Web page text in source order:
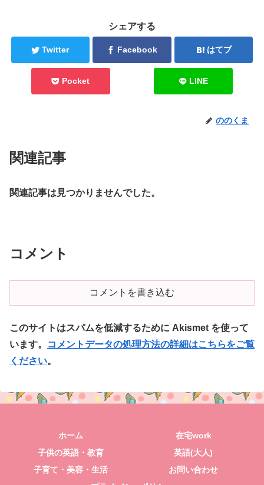
シェアする
Twitter Facebook はてブ
Pocket LINE
ののくま
関連記事
関連記事は見つかりませんでした。
コメント
コメントを書き込む
このサイトはスパムを低減するために Akismet を使って
います。
コメントデータの処理方法の詳細はこちらをご覧
ください。
ホーム
在宅work
子供の英語・教育
英語(大人)
子育て・美容・生活
お問い合わせ